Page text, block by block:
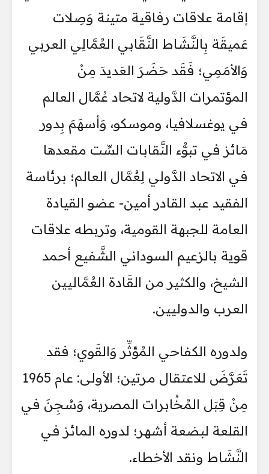
إقامة علاقات رفاقية متينة وَصِلات
عَميقَة بِالنَّشَاط النَّقَابي العُمَّالِي العربي
وَالأمَمِي؛ فَقَد حَضَرَ العَديدَ مِنْ
المؤتمرات الدَّولية لاتحاد عُمَّال العالم
في يوغسلافيا، وموسكو، وَأسهَمَ بِدور
مَائز في تبوُّء النَّقابات السِّت مقعدها
في الاتحاد الدَّولي لِعُمَّال العالم؛ برئاسة
الفقيد عبد القادر أمين- عضو القيادة
العامة للجبهة القومية، وتربطه علاقات
قوية بالزعيم السوداني الشَّفيع أحمد
الشيخ، والكثير من القَادة العُمَّاليين
العرب والدوليين.
ولدوره الكفاحي المُؤثِّر وَالقَوي؛ فقد
تَعَرَّضَ للاعتقال مرتين؛ الأولى: عام 1965
مِنْ قِبَل المُخُابرات المصرية، وَسُجِنَ في
القلعة لبضعة أشهر؛ لدوره المائز في
النَّشَاط ونقد الأخطاء.